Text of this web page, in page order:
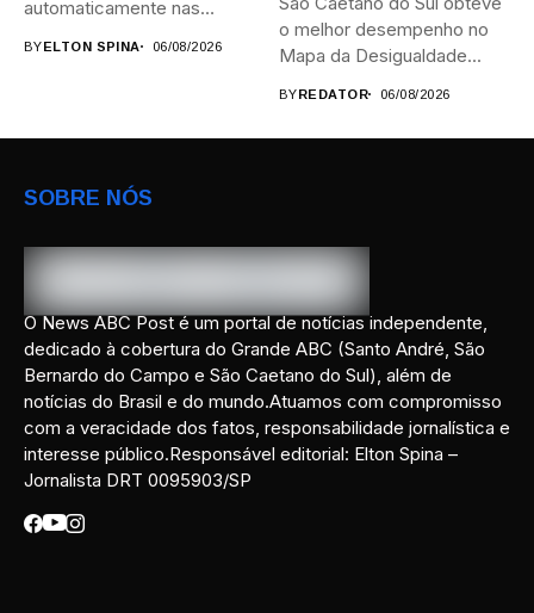
automaticamente nas
BYELTON SPINA 06/08/2026
o melhor desempenho no
Mapa da Desigualdade...
BYREDATOR 06/08/2026
SOBRE NÓS
O News ABC Post é um portal de notícias independente,
dedicado à cobertura do Grande ABC (Santo André, São
Bernardo do Campo e São Caetano do Sul), além de
notícias do Brasil e do mundo.Atuamos com compromisso
com a veracidade dos fatos, responsabilidade jornalística e
interesse público.Responsável editorial: Elton Spina –
Jornalista DRT 0095903/SP